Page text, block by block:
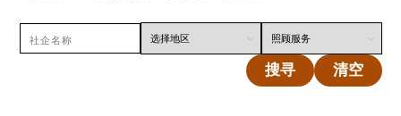
搜寻 清空